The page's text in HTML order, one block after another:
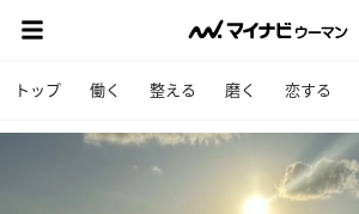
トップ 働く 整える 磨く 恋する